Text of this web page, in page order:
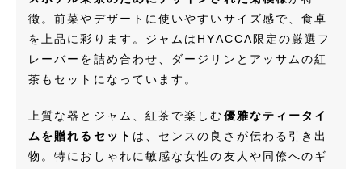
徴。前菜やデザートに使いやすいサイズ感で、食卓
を上品に彩ります。ジャムはHYACCA限定の厳選フ
レーバーを詰め合わせ、ダージリンとアッサムの紅
茶もセットになっています。
上質な器とジャム、紅茶で楽しむ優雅なティータイ
ムを贈れるセット は、センスの良さが伝わる引き出
物。特におしゃれに敏感な女性の友人や同僚へのギ